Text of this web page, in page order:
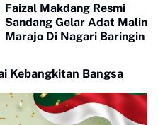
Faizal Makdang Resmi
Sandang Gelar Adat Malin
Marajo Di Nagari Baringin
Kebangkitan Bangsa